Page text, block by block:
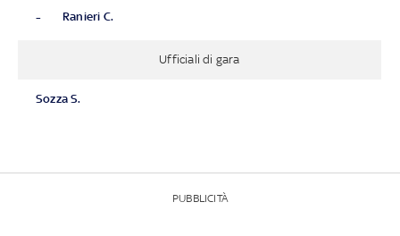
- Ranieri C.
Ufficiali di gara
Sozza S.
PUBBLICITÀ